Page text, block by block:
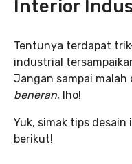
Interior
Tentunya terdapat
industrial
Jangan sampai malah
beneran, lho!
Yuk, simak tips
berikut!